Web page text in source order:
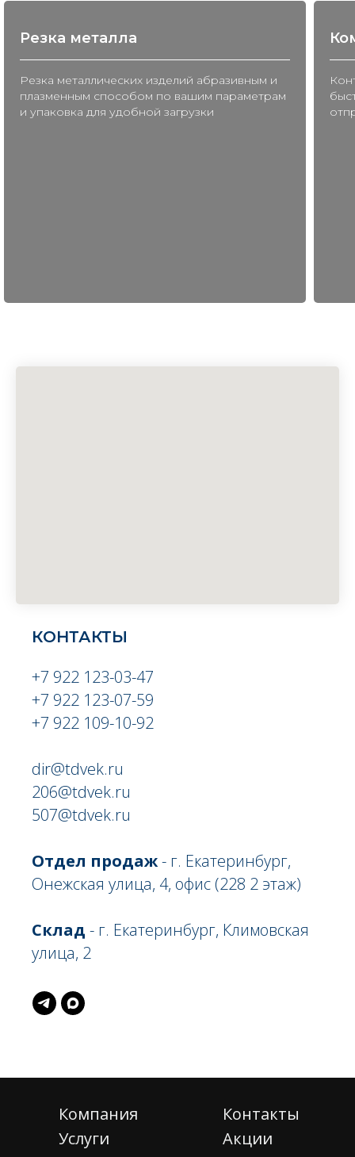
Резка металла
Резка металлических изделий абразивным и
плазменным способом по вашим параметрам
и упаковка для удобной загрузки
КОНТАКТЫ
+7 922 123-03-47
+7 922 123-07-59
+7 922 109-10-92
dir@tdvek.ru
206@tdvek.ru
507@tdvek.ru
Отдел продаж- г. Екатеринбург,
Онежская улица, 4, офис (228 2 этаж)
Склад - г. Екатеринбург, Климовская
улица, 2
Компания
Услуги
Контакты
Акции